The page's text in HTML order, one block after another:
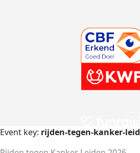
Event key: rijden-tegen-kanker-